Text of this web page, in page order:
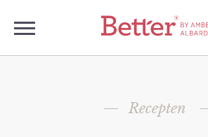
Recepten